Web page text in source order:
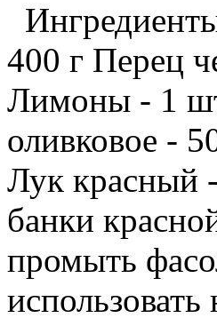
400 г Перец
Лимоны - 1
оливковое -
Лук красный
банки
промыть